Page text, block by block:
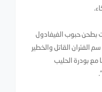
بطحن حبوب الفيفادول
القاتل والخطير
بودرة الحليب